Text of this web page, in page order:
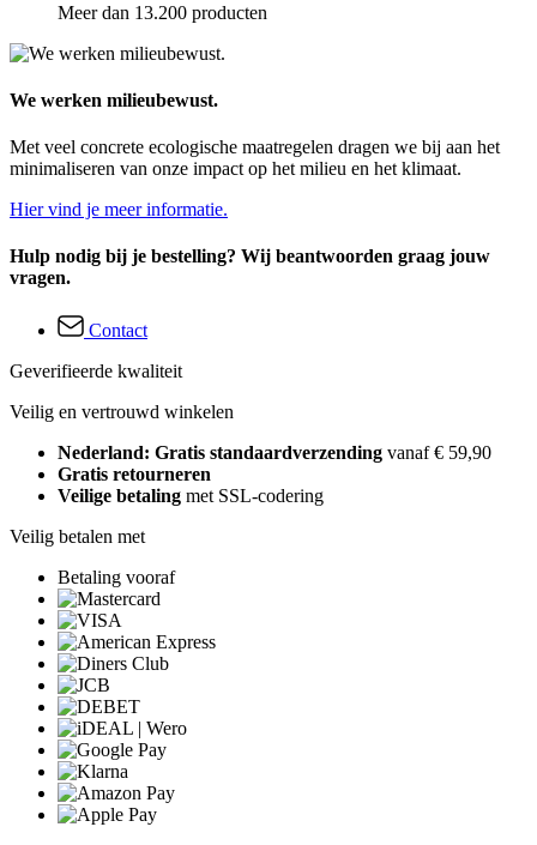
Meer dan 13.200 producten
We werken milieubewust.
Met veel concrete ecologische maatregelen dragen we bij aan het
minimaliseren van onze impact op het milieu en het klimaat.
Hier vind je meer informatie.
Hulp nodig bij je bestelling? Wij beantwoorden graag jouw
vragen.
Contact
Geverifieerde kwaliteit
Veilig en vertrouwd winkelen
Nederland: Gratis standaardverzending vanaf € 59,90
Gratis retourneren
Veilige betaling met SSL-codering
Veilig betalen met
Betaling vooraf